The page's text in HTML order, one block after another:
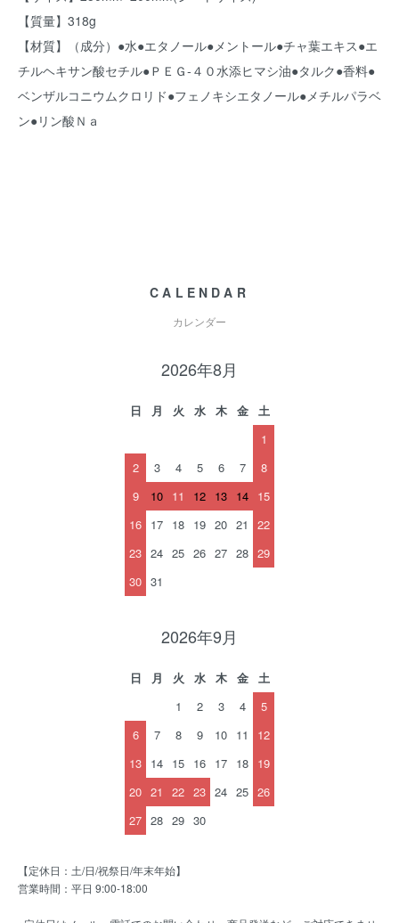
【質量】318g
【材質】（成分）●水●エタノール●メントール●チャ葉エキス●エ
チルヘキサン酸セチル●ＰＥＧ‐４０水添ヒマシ油●タルク●香料●
ベンザルコニウムクロリド●フェノキシエタノール●メチルパラベ
ン●リン酸Ｎａ
CALENDAR
カレンダー
2026年8月
日 月 火 水 木 金
土
1
2
3 4 5 6 7
8
9
10 11 12 13 14 15
16 17 18 19 20 21
22
23 24 25 26 27 28 29
30 31
2026年9月
日 月 火 水 木 金
土
1
2 3 4
5
6
7 8 9 10 11
12
13 14 15 16 17 18 19
20 21 22 23 24 25 26
27 28 29 30
【定休日：土/日/祝祭日/年末年始】
営業時間：平日 9:00-18:00